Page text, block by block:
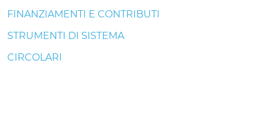
FINANZIAMENTI E CONTRIBUTI
STRUMENTI DI SISTEMA
CIRCOLARI